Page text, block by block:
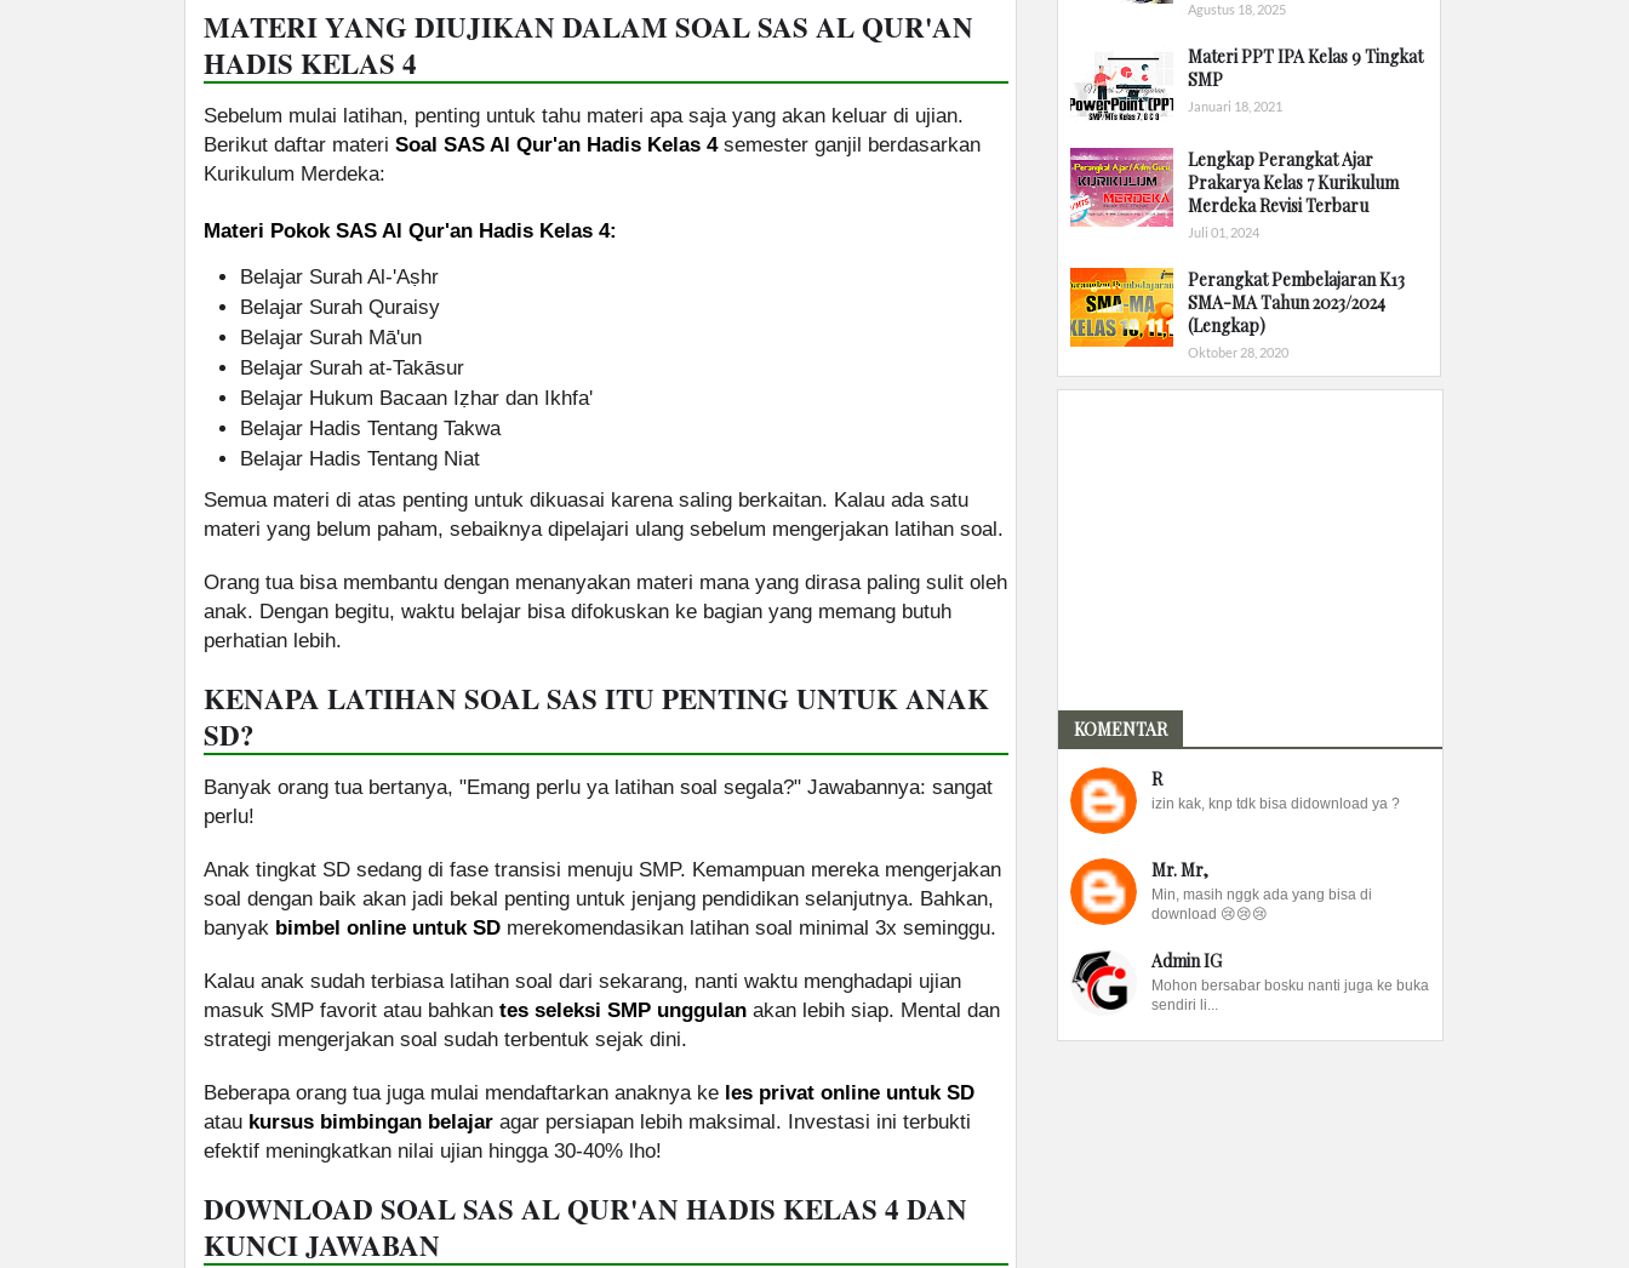
MATERI YANG DIUJIKAN DALAM SOAL SAS AL QUR'AN
HADIS KELAS 4
Sebelum mulai latihan, penting untuk tahu materi apa saja yang akan keluar di ujian.
Berikut daftar materi Soal SAS Al Qur'an Hadis Kelas 4semester ganjil berdasarkan
Kurikulum Merdeka:
Materi Pokok SAS Al Qur'an Hadis Kelas 4:
Belajar Surah Al-'Aṣhr
Belajar Surah Quraisy
Belajar Surah Mā'un
Belajar Surah at-Takāsur
Belajar Hukum Bacaan Iẓhar dan Ikhfa'
Belajar Hadis Tentang Takwa
Belajar Hadis Tentang Niat
Semua materi di atas penting untuk dikuasai karena saling berkaitan. Kalau ada satu
materi yang belum paham, sebaiknya dipelajari ulang sebelum mengerjakan latihan soal.
Orang tua bisa membantu dengan menanyakan materi mana yang dirasa paling sulit oleh
anak. Dengan begitu, waktu belajar bisa difokuskan ke bagian yang memang butuh
perhatian lebih.
KENAPA LATIHAN SOAL SAS ITU PENTING UNTUK ANAK
SD?
Banyak orang tua bertanya, "Emang perlu ya latihan soal segala?" Jawabannya: sangat
perlu!
Anak tingkat SD sedang di fase transisi menuju SMP. Kemampuan mereka mengerjakan
soal dengan baik akan jadi bekal penting untuk jenjang pendidikan selanjutnya. Bahkan,
banyak bimbel online untuk SD merekomendasikan latihan soal minimal 3x seminggu.
Kalau anak sudah terbiasa latihan soal dari sekarang, nanti waktu menghadapi ujian
masuk SMP favorit atau bahkan tes seleksi SMP unggulan akan lebih siap. Mental dan
strategi mengerjakan soal sudah terbentuk sejak dini.
Beberapa orang tua juga mulai mendaftarkan anaknya ke les privat online untuk SD
atau kursus bimbingan belajar agar persiapan lebih maksimal. Investasi ini terbukti
efektif meningkatkan nilai ujian hingga 30-40% lho!
DOWNLOAD SOAL SAS AL QUR'AN HADIS KELAS 4 DAN
KUNCI JAWABAN
Agustus 18, 2025
Materi PPT IPA Kelas 9 Tingkat
SMP
Januari 18, 2021
Lengkap Perangkat Ajar
Prakarya Kelas 7 Kurikulum
Merdeka Revisi Terbaru
Juli 01, 2024
Perangkat Pembelajaran K13
SMA-MA Tahun 2023/2024
(Lengkap)
Oktober 28, 2020
KOMENTAR
R
izin kak, knp tdk bisa didownload ya ?
Mr. Mr,
Min, masih nggk ada yang bisa di
download 😢😢😢
Admin IG
Mohon bersabar bosku nanti juga ke buka
sendiri li...